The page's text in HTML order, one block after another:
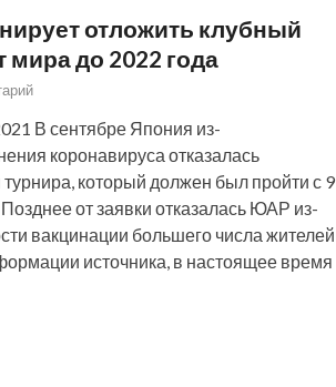
отложить клубный
мира до 2022 года
В сентябре Япония из-
коронавируса отказалась
который должен был пройти с 9
от заявки отказалась ЮАР из-
вакцинации большего числа жителей
источника, в настоящее время